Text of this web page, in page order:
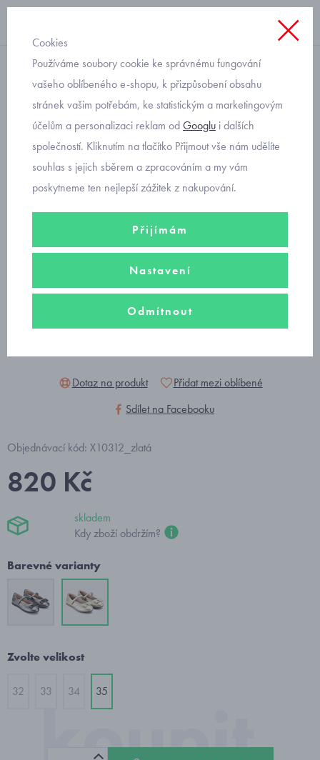
baleríny
dívčí baleríny s mašlí
Mayoral 46380-19 Oro
Dotaz na produkt
Přidat mezi oblíbené
Sdílet na Facebooku
Objednávací kód: X10312_zlatá
820 Kč
skladem
Kdy zboží obdržím?
Barevné varianty
Zvolte velikost
32 33 34 35
Cookies
Používáme soubory cookie ke správnému fungování
vašeho oblíbeného e-shopu, k přizpůsobení obsahu
stránek vašim potřebám, ke statistickým a marketingovým
účelům a personalizaci reklam odGooglu i dalších
společností. Kliknutím na tlačítko Přijmout vše nám udělíte
souhlas s jejich sběrem a zpracováním a my vám
poskytneme ten nejlepší zážitek z nakupování.
Přijímám
Nastavení
Odmítnout